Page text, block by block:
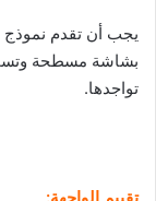
يجب أن تقدم نموذج
بشاشة مسطحة
تواجدها.